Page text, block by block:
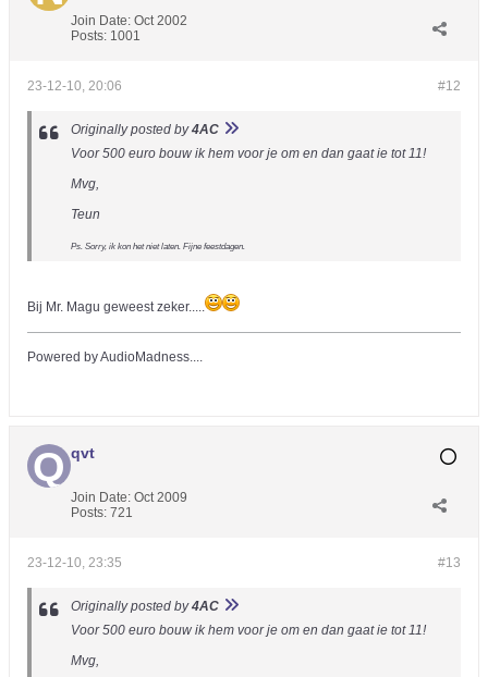
Join Date: Oct 2002
Posts: 1001
#12
23-12-10, 20:06
Originally posted by4AC
Voor 500 euro bouw ik hem voor je om en dan gaat ie tot 11!
Mvg,
Teun
Ps. Sorry, ik kon het niet laten. Fijne feestdagen.
Bij Mr. Magu geweest zeker.....
Powered by AudioMadness....
qvt
Join Date: Oct 2009
Posts: 721
#13
23-12-10, 23:35
Originally posted by4AC
Voor 500 euro bouw ik hem voor je om en dan gaat ie tot 11!
Mvg,